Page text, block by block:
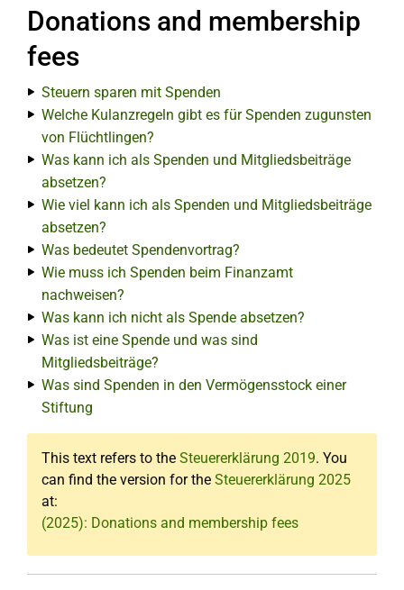
Donations and membership
fees
Steuern sparen mit Spenden
Welche Kulanzregeln gibt es für Spenden zugunsten
von Flüchtlingen?
Was kann ich als Spenden und Mitgliedsbeiträge
absetzen?
Wie viel kann ich als Spenden und Mitgliedsbeiträge
absetzen?
Was bedeutet Spendenvortrag?
Wie muss ich Spenden beim Finanzamt
nachweisen?
Was kann ich nicht als Spende absetzen?
Was ist eine Spende und was sind
Mitgliedsbeiträge?
Was sind Spenden in den Vermögensstock einer
Stiftung
This text refers to the Steuererklärung 2019. You
can find the version for the Steuererklärung 2025
at:
(2025): Donations and membership fees